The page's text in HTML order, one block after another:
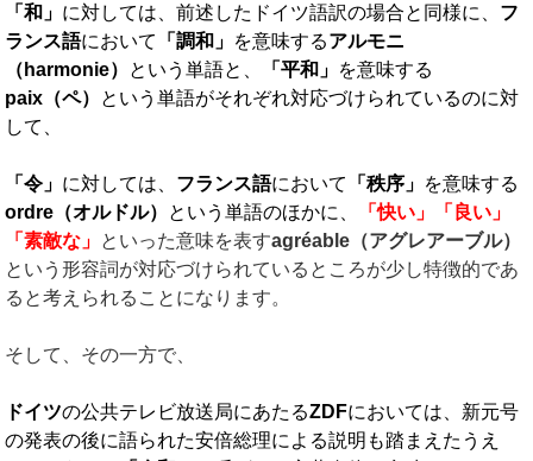
「和」 に対しては、前述したドイツ語訳の場合と同様に、 フ
ランス語において 「調和」 を意味するアルモニ
（ harmonie） という単語と、 「平和」 を意味する
paix （ペ） という単語がそれぞれ対応づけられているのに対
して、
「令」 に対しては、 フランス語において 「秩序」 を意味する
ordre （オルドル） という単語のほかに、
「快い」「良い」
「素敵な」 といった意味を表すagréable （アグレアーブル）
という形容詞が対応づけられているところが少し特徴的であ
ると考えられることになります。
そして、その一方で、
ドイツの公共テレビ放送局にあたるZDFにおいては、新元号
の発表の後に語られた安倍総理による説明も踏まえたうえ